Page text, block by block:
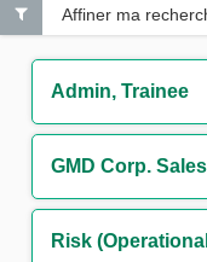
Admin, Trainee
GMD Corp.
Affiner ma